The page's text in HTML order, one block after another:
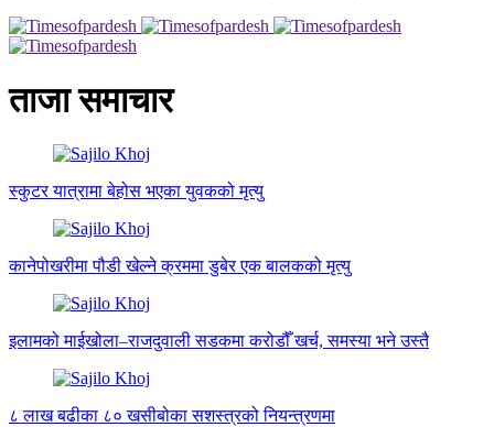
ताजा समाचार
स्कुटर यात्रामा बेहोस भएका युवकको मृत्यु
कानेपोखरीमा पौडी खेल्ने क्रममा डुबेर एक बालकको मृत्यु
इलामको माईखोला–राजदुवाली सडकमा करोडौँ खर्च, समस्या भने उस्तै
८ लाख बढीका ८० खसीबोका सशस्त्रको नियन्त्रणमा